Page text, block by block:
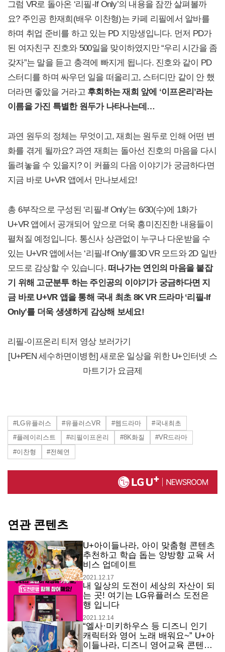
그럼 VR로 돌아온 ‘리필-If Only’의 내용을 잠깐 살펴볼까
요? 주인공 한재희(배우 이찬형)는 카페 리필에서 알바를
하며 취업 준비를 하고 있는 PD 지망생입니다. 먼저 PD가
된 여자친구 진호와 500일을 맞이하였지만 “우리 시간을 좀
갖자”는 말을 듣고 충격에 빠지게 됩니다. 진호와 같이 PD
스터디를 하며 싸우던 일을 떠올리고, 스터디만 같이 안 했
더라면 좋았을 거라고 후회하는 재희 앞에 ‘이프온리’라는
이름을 가진 특별한 원두가 나타나는데…
과연 원두의 정체는 무엇이고, 재희는 원두로 인해 어떤 변
화를 겪게 될까요? 과연 재희는 돌아선 진호의 마음을 다시
돌려놓을 수 있을지? 이 커플의 다음 이야기가 궁금하다면
지금 바로 U+VR 앱에서 만나보세요!
총 6부작으로 구성된 ‘리필-If Only’는 6/30(수)에 1화가
U+VR 앱에서 공개되어 앞으로 더욱 흥미진진한 내용들이
펼쳐질 예정입니다. 통신사 상관없이 누구나 다운받을 수
있는 U+VR 앱에서는 ‘리필-If Only’를3D VR 모드와 2D 일반
모드로 감상할 수 있습니다. 떠나가는 연인의 마음을 붙잡
기 위해 고군분투 하는 주인공의 이야기가 궁금하다면 지
금 바로 U+VR 앱을 통해 국내 최초 8K VR 드라마 ‘리필-If
Only’를 더욱 생생하게 감상해 보세요!
리필-이프온리 티저 영상 보러가기
[U+PEN 세수하면이병헌] 새로운 일상을 위한 U+인터넷 스
마트기가 요금제
#LG유플러스 #유플러스VR #웹드라마
#국내최초
#플레이리스트
#리필이프온리 #8K화질
#VR드라마
#이찬형
#전혜연
연관 콘텐츠
U+아이들나라, 아이 맞춤형 콘텐츠
추천하고 학습 돕는 양방향 교육 서
비스 업데이트
2021.12.17
내 일상의 도전이 세상의 자산이 되
는 곳! 여기는 LG유플러스 도전은
행 입니다
2021.12.14
“엘사·미키하우스 등 디즈니 인기
캐릭터와 영어 노래 배워요~” U+아
이들나라, 디즈니 영어교육 콘텐츠